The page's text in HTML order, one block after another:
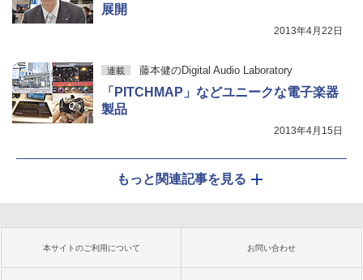
展開
2013年4月22日
連載 藤本健のDigital Audio Laboratory
「PITCHMAP」などユニークな電子楽器
製品
2013年4月15日
もっと関連記事を見る
本サイトのご利用について お問い合わせ